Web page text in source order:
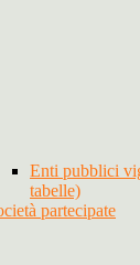
Enti pubblici
tabelle)
partecipate